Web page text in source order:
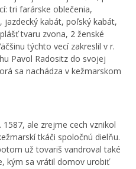
tri farárske oblečenia,
jazdecký kabát, poľský kabát,
tvaru zvona, 2 ženské
týchto vecí zakreslil v r.
Pavol Radositz do svojej
sa nachádza v kežmarskom
ale zrejme cech vznikol
tkáči spoločnú dielňu.
už tovariš vandroval také
kým sa vrátil domov urobiť